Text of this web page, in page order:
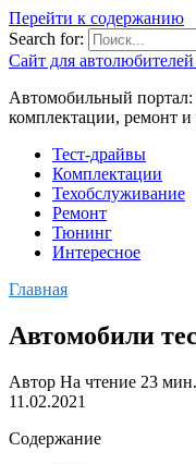
Перейти к содержанию
Search for:
Сайт для
Автомобильный портал:
комплектации, ремонт и
Тест-драйвы
Комплектации
Техобслуживание
Ремонт
Тюнинг
Интересное
Главная
Автомобили
Автор На чтение 23 мин.
11.02.2021
Содержание